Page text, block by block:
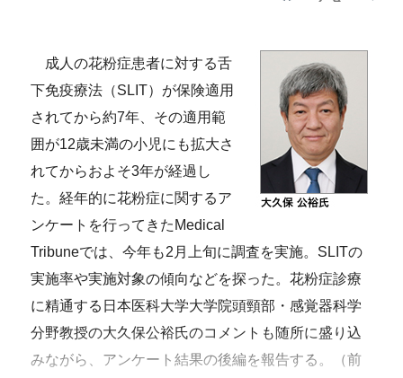
成人の花粉症患者に対する舌
下免疫療法（SLIT）が保険適用
されてから約7年、その適用範
囲が12歳未満の小児にも拡大さ
れてからおよそ3年が経過し
た。経年的に花粉症に関するア
ンケートを行ってきたMedical
Tribuneでは、今年も2月上旬に調査を実施。SLITの
実施率や実施対象の傾向などを探った。花粉症診療
に精通する日本医科大学大学院頭頸部・感覚器科学
分野教授の大久保公裕氏のコメントも随所に盛り込
みながら、アンケート結果の後編を報告する。（前